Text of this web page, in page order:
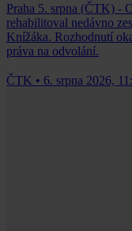
Praha 5. srpna (ČTK) -
rehabilitoval nedávno
Knížáka. Rozhodnutí
práva na odvolání.
ČTK • 6. srpna 2026,